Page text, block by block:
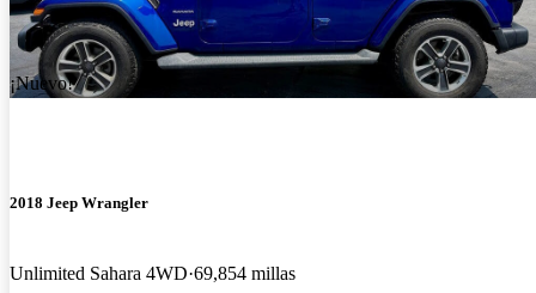
¡Nuevo!
2018 Jeep Wrangler
Unlimited Sahara 4WD 69,854 millas